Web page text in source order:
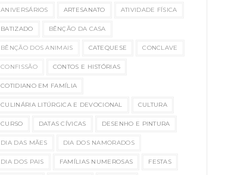
ANIVERSÁRIOS ARTESANATO ATIVIDADE FÍSICA
BATIZADO BÊNÇÃO DA CASA
BÊNÇÃO DOS ANIMAIS CATEQUESE CONCLAVE
CONFISSÃO CONTOS E HISTÓRIAS
COTIDIANO EM FAMÍLIA
CULINÁRIA LITÚRGICA E DEVOCIONAL CULTURA
CURSO DATAS CÍVICAS DESENHO E PINTURA
DIA DAS MÃES DIA DOS NAMORADOS
DIA DOS PAIS FAMÍLIAS NUMEROSAS FESTAS